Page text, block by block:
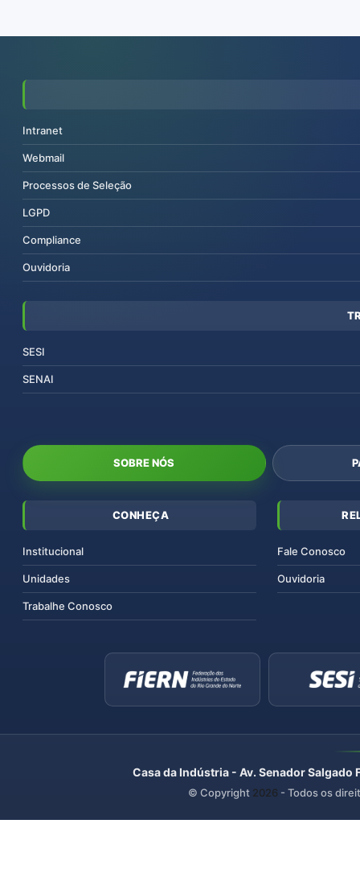
Intranet
Webmail
Processos de Seleção
LGPD
Compliance
Ouvidoria
SESI
SENAI
SOBRE NÓS
CONHEÇA
Institucional
Unidades
Trabalhe Conosco
Fale Conosco
Ouvidoria
Casa da Indústria - Av. Senador
© Copyright 2026 - Todos os